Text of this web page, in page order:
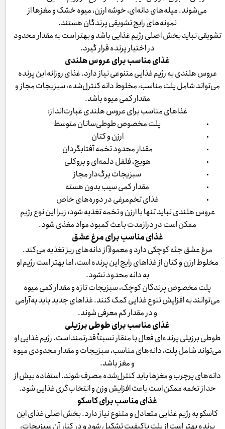
می‌شوند. میله‌های دانه‌ای، خوشه ارزن، میوه خشک و مغزها از
نمونه‌های رایج تشویقی پرندگان هستند.
تشویقی نباید بخش اصلی رژیم غذایی باشد و بهتر است به مقدار محدود
در اختیار پرنده قرار گیرد.
غذای مناسب برای عروس هلندی
عروس هلندی به رژیم غذایی متنوعی نیاز دارد. غذای روزانه این پرنده
می‌تواند شامل پلت مناسب، مخلوط دانه کنترل‌شده، سبزیجات مجاز و
مقدار کمی میوه باشد.
غذاهای مناسب برای عروس هلندی عبارت‌اند از:
پلت مخصوص طوطی‌سانان متوسط
ارزن و کتان
مقدار محدود تخمه آفتابگردان
هویج، فلفل دلمه‌ای و بروکلی
سبزیجات برگ‌دار مجاز
مقدار کمی سیب بدون هسته
غذای تخم‌مرغی در دوره‌های خاص
عروس هلندی نباید تنها با ارزن و تخمه تغذیه شود؛ زیرا این نوع رژیم
ممکن است در درازمدت باعث کمبود مواد مغذی شود.
غذای مناسب برای مرغ عشق
مرغ عشق جثه کوچکی دارد و معمولاً از دانه‌های ریز تغذیه می‌کند.
مخلوط ارزن و کتان از غذاهای رایج این پرنده است، اما بهتر است رژیم او
به دانه محدود نشود.
پلت مخصوص پرندگان کوچک، سبزیجات تازه و مقدار کمی میوه
می‌توانند به افزایش تنوع غذایی کمک کنند. غذاهای جدید باید به‌آرامی
و در مقدار کم معرفی شوند.
غذای مناسب برای طوطی برزیلی
طوطی برزیلی پرنده‌ای فعال با منقار نسبتاً قدرتمند است. رژیم غذایی او
می‌تواند شامل پلت، دانه‌های مناسب، سبزیجات و مقدار محدودی میوه
و مغز باشد.
دانه‌های پرچرب و مغزها باید کنترل‌شده مصرف شوند. استفاده بیش از
حد از تخمه ممکن است باعث افزایش وزن و انتخاب‌گری غذایی شود.
غذای مناسب برای کاسکو
کاسکو به رژیم غذایی متعادل و متنوع نیاز دارد. بخش اصلی غذای این
پرنده بهتر است از پلت باکیفیت تشکیل شود و در کنار آن سبزیجات،